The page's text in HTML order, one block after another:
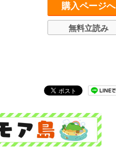
購入ページへ
無料立読み